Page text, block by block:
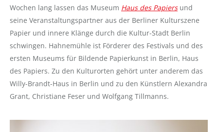
Wochen lang lassen das Museum Haus des Papiersund
seine Veranstaltungspartner aus der Berliner Kulturszene
Papier und innere Klänge durch die Kultur-Stadt Berlin
schwingen. Hahnemühle ist Förderer des Festivals und des
ersten Museums für Bildende Papierkunst in Berlin, Haus
des Papiers. Zu den Kulturorten gehört unter anderem das
Willy-Brandt-Haus in Berlin und zu den Künstlern Alexandra
Grant, Christiane Feser und Wolfgang Tillmanns.